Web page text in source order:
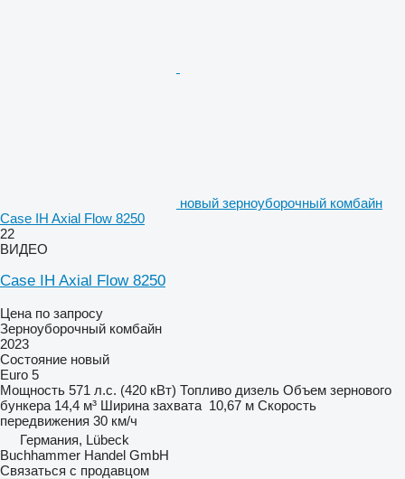
новый зерноуборочный комбайн
Case IH Axial Flow 8250
22
ВИДЕО
Case IH Axial Flow 8250
Цена по запросу
Зерноуборочный комбайн
2023
Состояние новый
Euro 5
Мощность 571 л.с. (420 кВт) Топливо дизель Объем зернового
бункера 14,4 м³ Ширина захвата 10,67 м Скорость
передвижения 30 км/ч
Германия, Lübeck
Buchhammer Handel GmbH
Связаться с продавцом